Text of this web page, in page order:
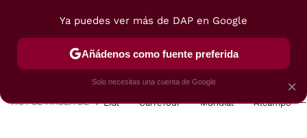
POSTRES VIAJES SELECCIÓN VEGUI
HOY SE HABLA DE Lidl Carrefour Mundial Alcampo
×
Ya puedes ver más de DAP en Google
Añádenos como fuente preferida
Solo necesitas una cuenta de Google